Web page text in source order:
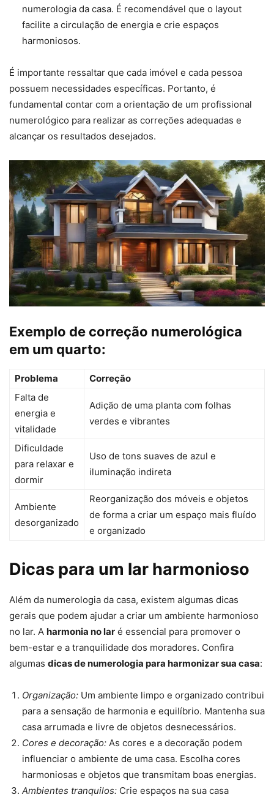
numerologia da casa. É recomendável que o layout
facilite a circulação de energia e crie espaços
harmoniosos.
É importante ressaltar que cada imóvel e cada pessoa
possuem necessidades específicas. Portanto, é
fundamental contar com a orientação de um profissional
numerológico para realizar as correções adequadas e
alcançar os resultados desejados.
Exemplo de correção numerológica
em um quarto:
Problema
Correção
Falta de
energia e
vitalidade
Adição de uma planta com folhas
verdes e vibrantes
Dificuldade
para relaxar e
dormir
Uso de tons suaves de azul e
iluminação indireta
Ambiente
desorganizado
Reorganização dos móveis e objetos
de forma a criar um espaço mais fluído
e organizado
Dicas para um lar harmonioso
Além da numerologia da casa, existem algumas dicas
gerais que podem ajudar a criar um ambiente harmonioso
no lar. A harmonia no lar é essencial para promover o
bem-estar e a tranquilidade dos moradores. Confira
algumas dicas de numerologia para harmonizar sua casa:
Organização: Um ambiente limpo e organizado contribui
para a sensação de harmonia e equilíbrio. Mantenha sua
casa arrumada e livre de objetos desnecessários.
Cores e decoração: As cores e a decoração podem
influenciar o ambiente de uma casa. Escolha cores
harmoniosas e objetos que transmitam boas energias.
Ambientes tranquilos: Crie espaços na sua casa